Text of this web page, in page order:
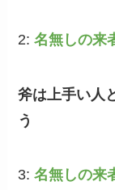
2:名無しの来
斧は上手い人
う
3:名無しの来